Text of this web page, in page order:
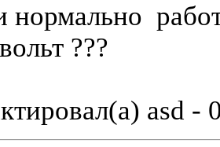
нормально
???
asd